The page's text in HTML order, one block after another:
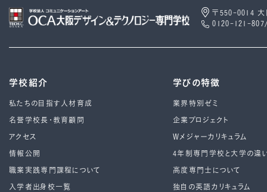
〒550-0014 大
0120-121-
学校紹介
私たちの目指す人材育成
名誉学校長・教育顧問
アクセス
情報公開
職業実践専門課程について
入学者出身校一覧
学びの特徴
業界特別ゼミ
企業プロジェクト
Wメジャーカリキュラム
4年制専⾨学校と⼤学の違
高度専門士について
独自の英語カリキュラム